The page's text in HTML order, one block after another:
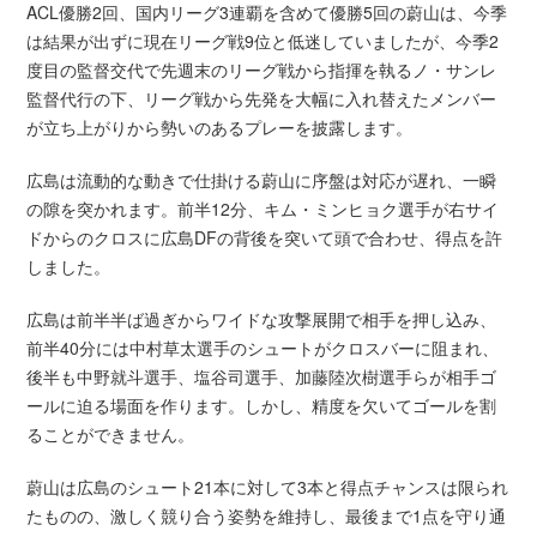
ACL優勝2回、国内リーグ3連覇を含めて優勝5回の蔚山は、今季
は結果が出ずに現在リーグ戦9位と低迷していましたが、今季2
度目の監督交代で先週末のリーグ戦から指揮を執るノ・サンレ
監督代行の下、リーグ戦から先発を大幅に入れ替えたメンバー
が立ち上がりから勢いのあるプレーを披露します。
広島は流動的な動きで仕掛ける蔚山に序盤は対応が遅れ、一瞬
の隙を突かれます。前半12分、キム・ミンヒョク選手が右サイ
ドからのクロスに広島DFの背後を突いて頭で合わせ、得点を許
しました。
広島は前半半ば過ぎからワイドな攻撃展開で相手を押し込み、
前半40分には中村草太選手のシュートがクロスバーに阻まれ、
後半も中野就斗選手、塩谷司選手、加藤陸次樹選手らが相手ゴ
ールに迫る場面を作ります。しかし、精度を欠いてゴールを割
ることができません。
蔚山は広島のシュート21本に対して3本と得点チャンスは限られ
たものの、激しく競り合う姿勢を維持し、最後まで1点を守り通